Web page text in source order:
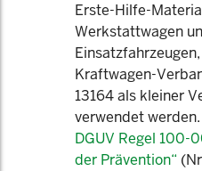
Erste-Hilfe-
Werkstattwagen
Kraftwagen-
13164 als kleiner
verwendet
DGUV Regel 100-
der Prävention“